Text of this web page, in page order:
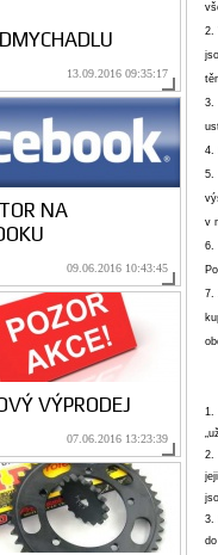
13.09.2016 09:35:17
NA
09.06.2016 10:43:45
VÝPRODEJ
07.06.2016 13:23:39
2.
3.
4.
5.
v
6.
7.
1.
2.
3.